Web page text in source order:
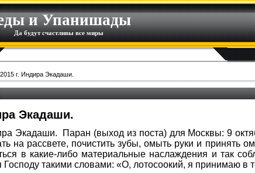
и Упанишады
Да будут счастливы все миры
г. Индира Экадаши.
Экадаши.
Экадаши. Паран (выход из поста) для Москвы: 9
на рассвете, почистить зубы, омыть руки и принять
в какие-либо материальные наслаждения и так
Господу такими словами: «О, лотосоокий, я принимаю в